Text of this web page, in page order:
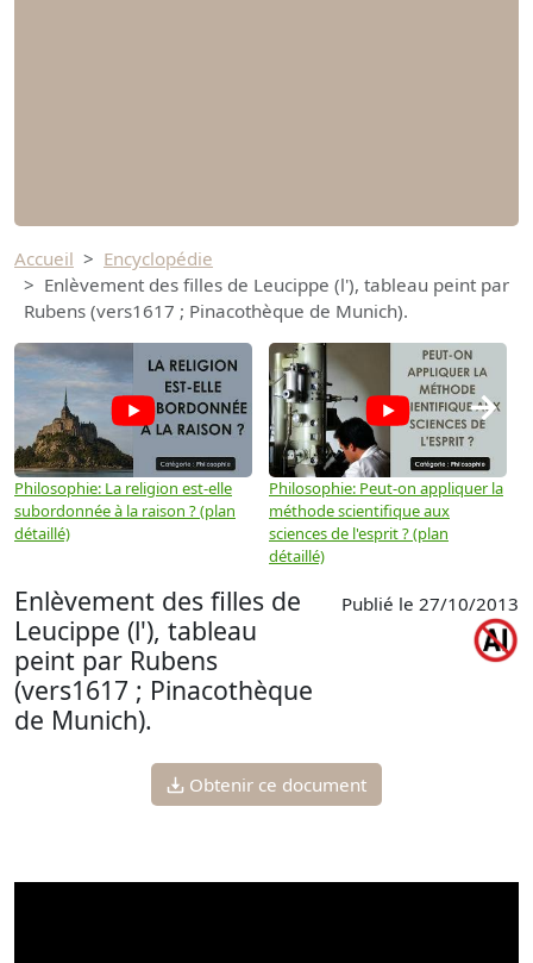
Accueil
Encyclopédie
Enlèvement des filles de Leucippe (l'), tableau peint par
Rubens (vers1617 ; Pinacothèque de Munich).
Philosophie: La religion est-elle
subordonnée à la raison ? (plan
détaillé)
Philosophie: Peut-on appliquer la
méthode scientifique aux
sciences de l'esprit ? (plan
détaillé)
→
Enlèvement des filles de
Leucippe (l'), tableau
peint par Rubens
(vers1617 ; Pinacothèque
de Munich).
Publié le 27/10/2013
Obtenir ce document